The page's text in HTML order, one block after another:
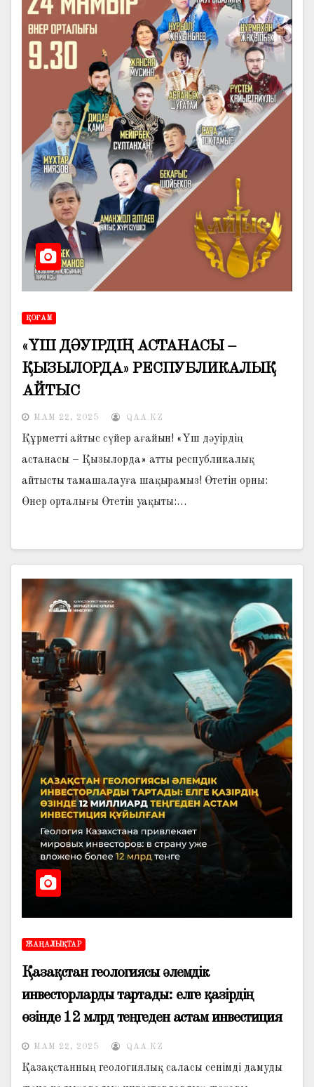
ҚОҒАМ
«ҮШ ДӘУІРДІҢ АСТАНАСЫ –
ҚЫЗЫЛОРДА» РЕСПУБЛИКАЛЫҚ
АЙТЫС
МАМ 22, 2025 QAA.KZ
Құрметті айтыс сүйер ағайын! «Үш дәуірдің
астанасы – Қызылорда» атты республикалық
айтысты тамашалауға шақырамыз! Өтетін орны:
Өнер орталығы Өтетін уақыты:…
ЖАҢАЛЫҚТАР
Қазақстан геологиясы әлемдік
инвесторларды тартады: елге қазірдің
өзінде 12 млрд теңгеден астам инвестиция
құйылған
МАМ 22, 2025 QAA.KZ
Қазақстанның геологиялық саласы сенімді дамуды